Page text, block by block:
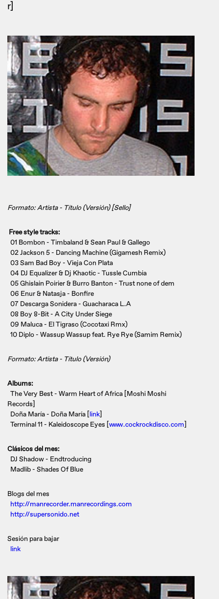
r]
Formato: Artista - Título (Versión) [Sello]
Free style tracks:
01 Bombon - Timbaland & Sean Paul & Gallego
02 Jackson 5 - Dancing Machine (Gigamesh Remix)
03 Sam Bad Boy - Vieja Con Plata
04 DJ Equalizer & Dj Khaotic - Tussle Cumbia
05 Ghislain Poirier & Burro Banton - Trust none of dem
06 Enur & Natasja - Bonfire
07 Descarga Sonidera - Guacharaca L.A
08 Boy 8-Bit - A City Under Siege
09 Maluca - El Tigraso (Cocotaxi Rmx)
10 Diplo - Wassup Wassup feat. Rye Rye (Samim Remix)
Formato: Artista - Título (Versión)
Albums:
The Very Best - Warm Heart of Africa [Moshi Moshi
Records]
Doña María - Doña María [link]
Terminal 11 - Kaleidoscope Eyes [www.cockrockdisco.com]
Clásicos del mes:
DJ Shadow - Endtroducing
Madlib - Shades Of Blue
Blogs del mes
http://manrecorder.manrecordings.com
http://supersonido.net
Sesión para bajar
link